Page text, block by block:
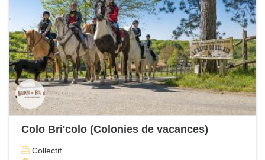
Colo Bri'colo (Colonies de vacances)
Collectif